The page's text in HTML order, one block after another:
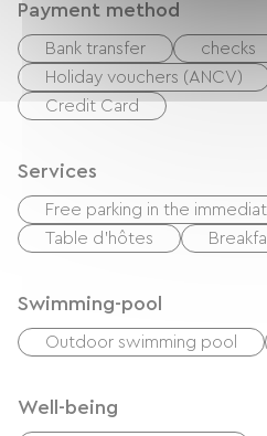
Payment method
Bank transfer checks
Holiday vouchers (ANCV)
Credit Card
Services
Free parking in the
Table d'hôtes
Swimming-pool
Outdoor swimming pool
Well-being